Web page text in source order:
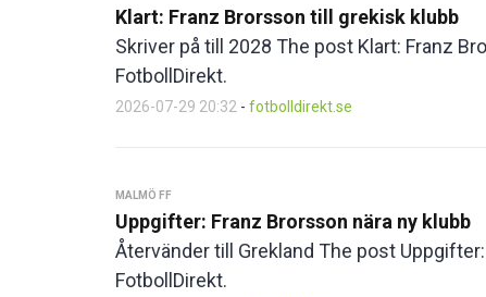
Klart: Franz Brorsson till grekisk klubb
Skriver på till 2028 The post Klart: Franz
FotbollDirekt.
2026-07-29 20:32 - fotbolldirekt.se
MALMÖ FF
Uppgifter: Franz Brorsson nära ny klubb
Återvänder till Grekland The post
FotbollDirekt.